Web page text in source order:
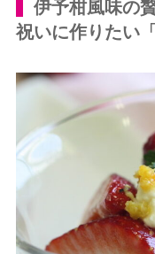
伊予柑風味の
祝いに作りたい